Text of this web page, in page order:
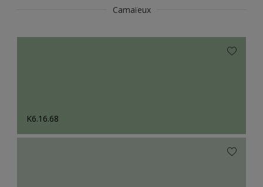
Camaïeux
K6.16.68